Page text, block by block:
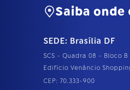
Saiba onde
SEDE: Brasília DF
SCS - Quadra 08 - Bloco
Edifício Venâncio
CEP: 70.333-900